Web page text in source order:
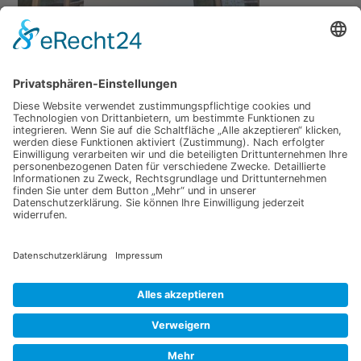
Schreibe einen Kommentar
Du musstangemeldetsein, um einen Kommentar
abzugeben.
Copyright © 2026 Brettschichtholz aus Eiche | Präsentiert von
Astra-WordPress-Theme